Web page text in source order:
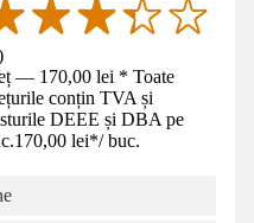
— 170,00 lei * Toate
conțin TVA și
DEEE și DBA pe
170,00 lei*/ buc.